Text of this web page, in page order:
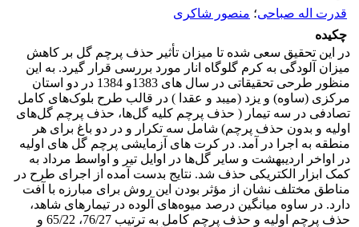
قدرت اله صباحی؛ منصور شاکری
چکیده
در این تحقیق سعی شده تا میزان تأثیر حذف پرچم گل بر کاهش
میزان آلودگی به کرم گلوگاه انار مورد بررسی قرار گیرد. به این
منظور طرحی تحقیقاتی در سال های 1383و 1384 در دو استان
مرکزی (ساوه) و یزد (میبد و عقدا ) در قالب طرح بلوک‌های کامل
تصادفی در سه تیمار ( حذف پرچم کلیه گل‌ها، حذف پرچم گل‌های
اولیه و بدون حذف پرچم) شامل سه تکرار و در دو باغ برای هر
منطقه به اجرا در آمد. در کرت های آزمایشی پرچم گل های اولیه
در اواخر اردیبهشت و سایر گل‌ها در اوایل تیر و اواسط مرداد به
کمک ابزار الکتریکی حذف شد. نتایج بدست آمده از اجرای طرح در
مناطق مختلف نشان از مؤثر بودن این روش برای مبارزه با آفت
دارد. در ساوه میانگین درصد میوه‌های آلوده در تیمارهای شاهد،
حذف پرچم اولیه و حذف پرچم کامل به ترتیب 76/27، 65/22 و